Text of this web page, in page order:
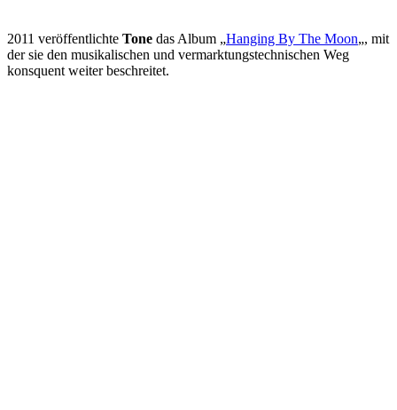
2011 veröffentlichte Tone das Album „Hanging By The Moon„, mit
der sie den musikalischen und vermarktungstechnischen Weg
konsquent weiter beschreitet.